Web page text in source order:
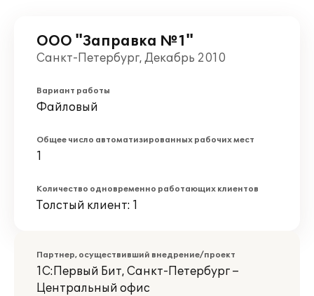
ООО "Заправка №1"
Санкт-Петербург, Декабрь 2010
Вариант работы
Файловый
Общее число автоматизированных рабочих мест
1
Количество одновременно работающих клиентов
Толстый клиент: 1
Партнер, осуществивший внедрение/проект
1С:Первый Бит, Санкт-Петербург –
Центральный офис